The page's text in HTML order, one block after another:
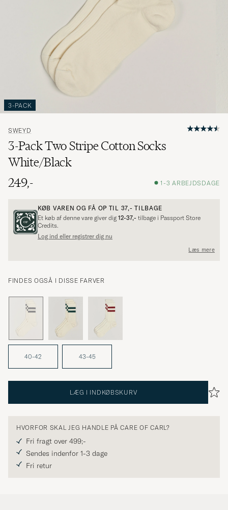
3-PACK
SWEYD
3-Pack Two Stripe Cotton Socks
White/Black
249,-
1-3 ARBEJDSDAGE
KØB VAREN OG FÅ OP TIL 37,- TILBAGE
Et køb af denne vare giver dig 12-37,- tilbage i Passport Store
Credits.
Log ind eller registrer dig nu
Læs mere
FINDES OGSÅ I DISSE FARVER
40-42 43-45
LÆG I INDKØBSKURV
HVORFOR SKAL JEG HANDLE PÅ CARE OF CARL?
Fri fragt over 499;-
Sendes indenfor 1-3 dage
Fri retur